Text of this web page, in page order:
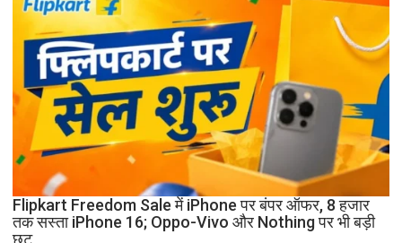
हिसाब:
लाख
रुपये
डाउन
पेमेंट
के
बाद
बनेगी
EMI?
जानिए
Flipkart Freedom Sale में iPhone पर बंपर ऑफर, 8 हजार
तक सस्ता iPhone 16; Oppo-Vivo और Nothing पर भी बड़ी
छूट